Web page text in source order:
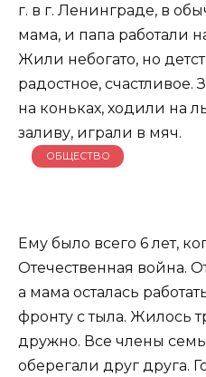
г. в г. Ленинграде, в
мама, и папа работали
Жили небогато, но
радостное, счастливое.
на коньках, ходили на
заливу, играли в мяч.
ОБЩЕСТВО
Ему было всего 6 лет,
Отечественная война.
а мама осталась
фронту с тыла. Жилось
дружно. Все члены
оберегали друг друга.